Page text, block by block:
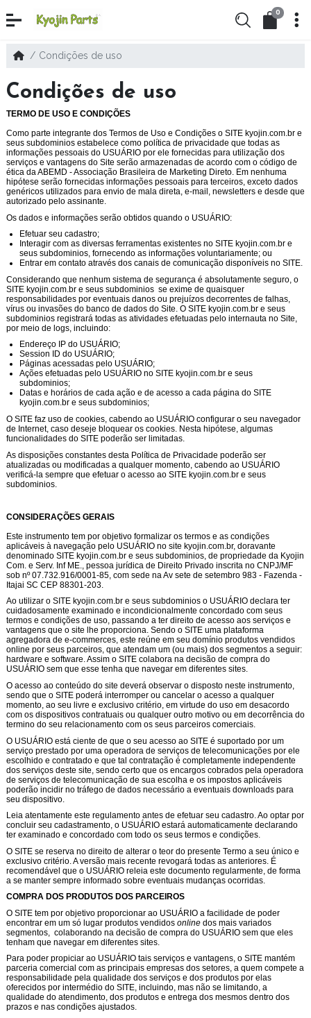
0
Condições de uso
Condições de uso
TERMO DE USO E CONDIÇÕES
Como parte integrante dos Termos de Uso e Condições o SITE kyojin.com.br e
seus subdominios estabelece como política de privacidade que todas as
informações pessoais do USUÁRIO por ele fornecidas para utilização dos
serviços e vantagens do Site serão armazenadas de acordo com o código de
ética da ABEMD - Associação Brasileira de Marketing Direto. Em nenhuma
hipótese serão fornecidas informações pessoais para terceiros, exceto dados
genéricos utilizados para envio de mala direta, e-mail, newsletters e desde que
autorizado pelo assinante.
Os dados e informações serão obtidos quando o USUÁRIO:
Efetuar seu cadastro;
Interagir com as diversas ferramentas existentes no SITE kyojin.com.br e
seus subdominios, fornecendo as informações voluntariamente; ou
Entrar em contato através dos canais de comunicação disponíveis no SITE.
Considerando que nenhum sistema de segurança é absolutamente seguro, o
SITE kyojin.com.br e seus subdominios se exime de quaisquer
responsabilidades por eventuais danos ou prejuízos decorrentes de falhas,
vírus ou invasões do banco de dados do Site. O SITE kyojin.com.br e seus
subdominios registrará todas as atividades efetuadas pelo internauta no Site,
por meio de logs, incluindo:
Endereço IP do USUÁRIO;
Session ID do USUÁRIO;
Páginas acessadas pelo USUÁRIO;
Ações efetuadas pelo USUÁRIO no SITE kyojin.com.br e seus
subdominios;
Datas e horários de cada ação e de acesso a cada página do SITE
kyojin.com.br e seus subdominios;
O SITE faz uso de cookies, cabendo ao USUÁRIO configurar o seu navegador
de Internet, caso deseje bloquear os cookies. Nesta hipótese, algumas
funcionalidades do SITE poderão ser limitadas.
As disposições constantes desta Política de Privacidade poderão ser
atualizadas ou modificadas a qualquer momento, cabendo ao USUÁRIO
verificá-la sempre que efetuar o acesso ao SITE kyojin.com.br e seus
subdominios
CONSIDERAÇÕES GERAIS
Este instrumento tem por objetivo formalizar os termos e as condições
aplicáveis à navegação pelo USUÁRIO no site kyojin.com.br, doravante
denominado SITE kyojin.com.br e seus subdominios , de propriedade da Kyojin
Com. e Serv. Inf ME., pessoa jurídica de Direito Privado inscrita no CNPJ/MF
sob nº 07.732.916/0001-85, com sede na Av sete de setembro 983 - Fazenda -
Itajai SC CEP 88301-203.
Ao utilizar o SITE kyojin.com.br e seus subdominios o USUÁRIO declara ter
cuidadosamente examinado e incondicionalmente concordado com seus
termos e condições de uso, passando a ter direito de acesso aos serviços e
vantagens que o site lhe proporciona. Sendo o SITE uma plataforma
agregadora de e-commerces, este reúne em seu domínio produtos vendidos
online por seus parceiros, que atendam um (ou mais) dos segmentos a seguir:
hardware e software. Assim o SITE colabora na decisão de compra do
USUÁRIO sem que esse tenha que navegar em diferentes sites.
O acesso ao conteúdo do site deverá observar o disposto neste instrumento,
sendo que o SITE poderá interromper ou cancelar o acesso a qualquer
momento, ao seu livre e exclusivo critério, em virtude do uso em desacordo
com os dispositivos contratuais ou qualquer outro motivo ou em decorrência do
termino do seu relacionamento com os seus parceiros comerciais.
O USUÁRIO está ciente de que o seu acesso ao SITE é suportado por um
serviço prestado por uma operadora de serviços de telecomunicações por ele
escolhido e contratado e que tal contratação é completamente independente
dos serviços deste site, sendo certo que os encargos cobrados pela operadora
de serviços de telecomunicação de sua escolha e os impostos aplicáveis
poderão incidir no tráfego de dados necessário a eventuais downloads para
seu dispositivo.
Leia atentamente este regulamento antes de efetuar seu cadastro. Ao optar por
concluir seu cadastramento, o USUÁRIO estará automaticamente declarando
ter examinado e concordado com todo os seus termos e condições.
O SITE se reserva no direito de alterar o teor do presente Termo a seu único e
exclusivo critério. A versão mais recente revogará todas as anteriores. É
recomendável que o USUÁRIO releia este documento regularmente, de forma
a se manter sempre informado sobre eventuais mudanças ocorridas.
COMPRA DOS PRODUTOS DOS PARCEIROS
O SITE tem por objetivo proporcionar ao USUÁRIO a facilidade de poder
encontrar em um só lugar produtos vendidos online dos mais variados
segmentos, colaborando na decisão de compra do USUÁRIO sem que eles
tenham que navegar em diferentes sites.
Para poder propiciar ao USUÁRIO tais serviços e vantagens, o SITE mantém
parceria comercial com as principais empresas dos setores, a quem compete a
responsabilidade pela qualidade dos serviços e dos produtos por elas
oferecidos por intermédio do SITE, incluindo, mas não se limitando, a
qualidade do atendimento, dos produtos e entrega dos mesmos dentro dos
prazos e nas condições ajustados.